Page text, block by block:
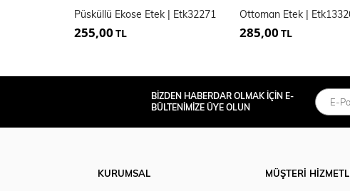
Püsküllü Ekose Etek | Etk32271
255,00 TL
Ottoman Etek |
285,00 TL
BİZDEN HABERDAR OLMAK İÇİN E-
BÜLTENİMİZE ÜYE OLUN
KURUMSAL
MÜŞTERİ